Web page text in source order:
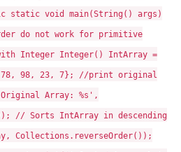
static void main(String() args)
do not work for primitive
Integer Integer() IntArray =
98, 23, 7}; //print original
Array: %s',
// Sorts IntArray in descending
Collections.reverseOrder());